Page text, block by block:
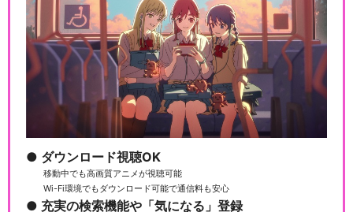
ダウンロード視聴OK
移動中でも高画質アニメが視聴可能
Wi-Fi環境でもダウンロード可能で通信料も安心
充実の検索機能や「気になる」登録